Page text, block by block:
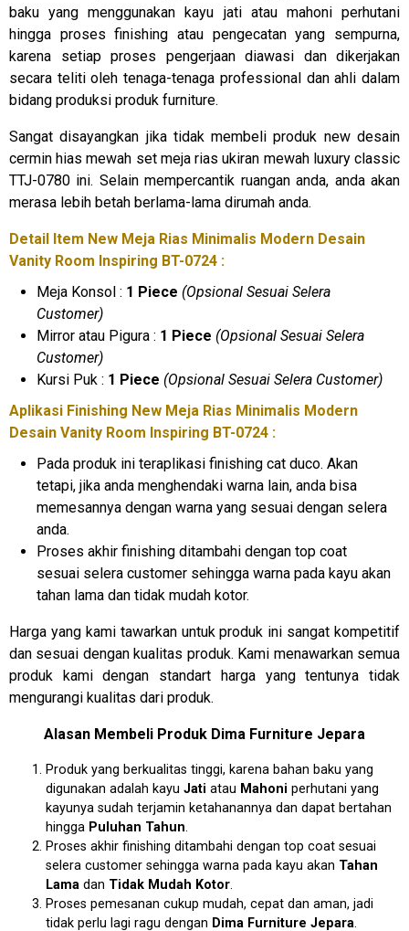
baku yang menggunakan kayu jati atau mahoni perhutani
hingga proses finishing atau pengecatan yang sempurna,
karena setiap proses pengerjaan diawasi dan dikerjakan
secara teliti oleh tenaga-tenaga professional dan ahli dalam
bidang produksi produk furniture.
Sangat disayangkan jika tidak membeli produk new desain
cermin hias mewah set meja rias ukiran mewah luxury classic
TTJ-0780 ini. Selain mempercantik ruangan anda, anda akan
merasa lebih betah berlama-lama dirumah anda.
Detail Item New Meja Rias Minimalis Modern Desain
Vanity Room Inspiring BT-0724 :
Meja Konsol : 1 Piece (Opsional Sesuai Selera
Customer)
Mirror atau Pigura : 1 Piece (Opsional Sesuai Selera
Customer)
Kursi Puk : 1 Piece (Opsional Sesuai Selera Customer)
Aplikasi Finishing New Meja Rias Minimalis Modern
Desain Vanity Room Inspiring BT-0724 :
Pada produk ini teraplikasi finishing cat duco. Akan
tetapi, jika anda menghendaki warna lain, anda bisa
memesannya dengan warna yang sesuai dengan selera
anda.
Proses akhir finishing ditambahi dengan top coat
sesuai selera customer sehingga warna pada kayu akan
tahan lama dan tidak mudah kotor.
Harga yang kami tawarkan untuk produk ini sangat kompetitif
dan sesuai dengan kualitas produk. Kami menawarkan semua
produk kami dengan standart harga yang tentunya tidak
mengurangi kualitas dari produk.
Alasan Membeli Produk Dima Furniture Jepara
Produk yang berkualitas tinggi, karena bahan baku yang
digunakan adalah kayu Jati atau Mahoni perhutani yang
kayunya sudah terjamin ketahanannya dan dapat bertahan
hingga Puluhan Tahun.
Proses akhir finishing ditambahi dengan top coat sesuai
selera customer sehingga warna pada kayu akan Tahan
Lama dan Tidak Mudah Kotor.
Proses pemesanan cukup mudah, cepat dan aman, jadi
tidak perlu lagi ragu dengan Dima Furniture Jepara.